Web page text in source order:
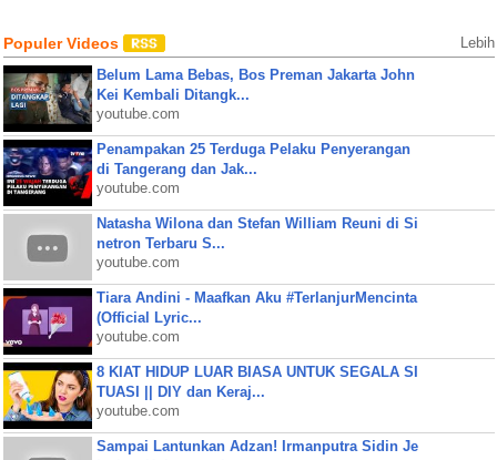
Populer Videos Lebih
Belum Lama Bebas, Bos Preman Jakarta John
Kei Kembali Ditangk...
youtube.com
Penampakan 25 Terduga Pelaku Penyerangan
di Tangerang dan Jak...
youtube.com
Natasha Wilona dan Stefan William Reuni di Si
netron Terbaru S...
youtube.com
Tiara Andini - Maafkan Aku #TerlanjurMencinta
(Official Lyric...
youtube.com
8 KIAT HIDUP LUAR BIASA UNTUK SEGALA SI
TUASI || DIY dan Keraj...
youtube.com
Sampai Lantunkan Adzan! Irmanputra Sidin Je